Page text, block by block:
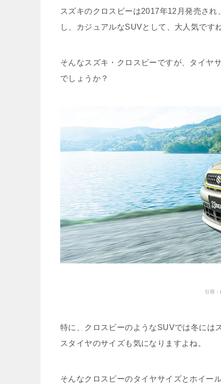
スズキのクロスビーは2017年12月発売さ
し、カジュアルなSUVとして、大人気です
そんなスズキ・クロスビーですが、タイヤ
でしょうか？
引用
特に、クロスビーのようなSUVでは冬には
スタイヤのサイズも気になりますよね。
そんなクロスビーのタイヤサイズとホイー